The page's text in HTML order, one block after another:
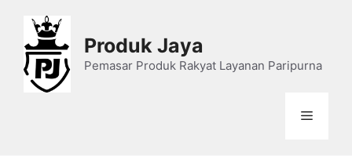
content
Produk Jaya
Pemasar Produk Rakyat Layanan Paripurna
Menu